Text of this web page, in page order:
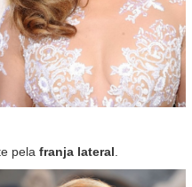
pela franja lateral